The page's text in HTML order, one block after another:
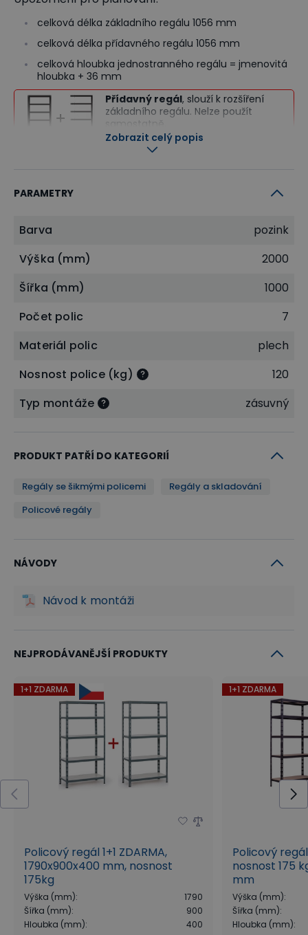
celková délka základního regálu 1056 mm
celková délka přídavného regálu 1056 mm
celková hloubka jednostranného regálu = jmenovitá
hloubka + 36 mm
Přídavný regál, slouží k rozšíření
základního regálu. Nelze použít
samostatně.
Co je to základní a přídavný regál?
Vyberte si základní regál z níže dodávaných variant
Zobrazit celý popis
PARAMETRY
Barva
pozink
Výška (mm)
2000
Šířka (mm)
1000
Počet polic
7
Materiál polic
plech
Nosnost police (kg)
120
Typ montáže
zásuvný
PRODUKT PATŘÍ DO KATEGORIÍ
Regály se šikmými policemi
Regály a skladování
Policové regály
NÁVODY
Návod k montáži
NEJPRODÁVANĚJŠÍ PRODUKTY
1+1 ZDARMA
Policový regál 1+1 ZDARMA,
1790x900x400 mm, nosnost
175kg
Výška (mm):
1790
Šířka (mm):
900
Hloubka (mm): 400
1+1 ZDARMA
Policový regál
nosnost 175
mm
Výška (mm):
Šířka (mm):
Hloubka (mm):